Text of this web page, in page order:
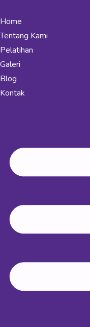
Home
Tentang Kami
Pelatihan
Galeri
Blog
Kontak